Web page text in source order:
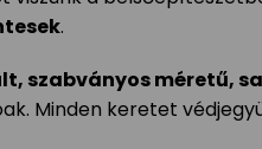
.
szabványos méretű,
Minden keretet